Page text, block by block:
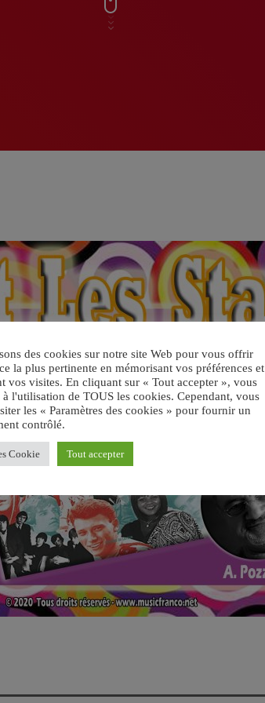
des cookies sur notre site Web pour vous offrir
la plus pertinente en mémorisant vos préférences et
vos visites. En cliquant sur « Tout accepter », vous
à l'utilisation de TOUS les cookies. Cependant, vous
les « Paramètres des cookies » pour fournir un
contrôlé.
Cookie Tout accepter